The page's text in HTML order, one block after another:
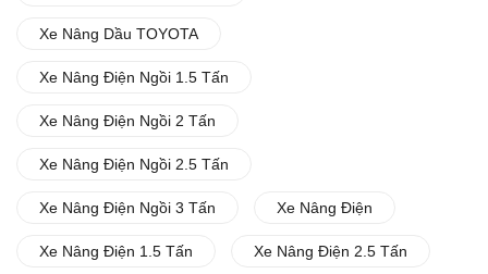
Xe Nâng Dầu TOYOTA
Xe Nâng Điện Ngồi 1.5 Tấn
Xe Nâng Điện Ngồi 2 Tấn
Xe Nâng Điện Ngồi 2.5 Tấn
Xe Nâng Điện Ngồi 3 Tấn Xe Nâng Điện
Xe Nâng Điện 1.5 Tấn Xe Nâng Điện 2.5 Tấn